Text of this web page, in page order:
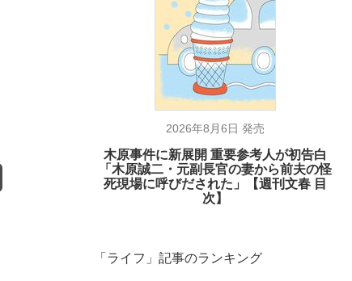
2026年8月6日 発売
木原事件に新展開 重要参考人が初告白
「木原誠二・元副長官の妻から前夫の怪
死現場に呼びだされた」【週刊文春 目
次】
「ライフ」記事のランキング